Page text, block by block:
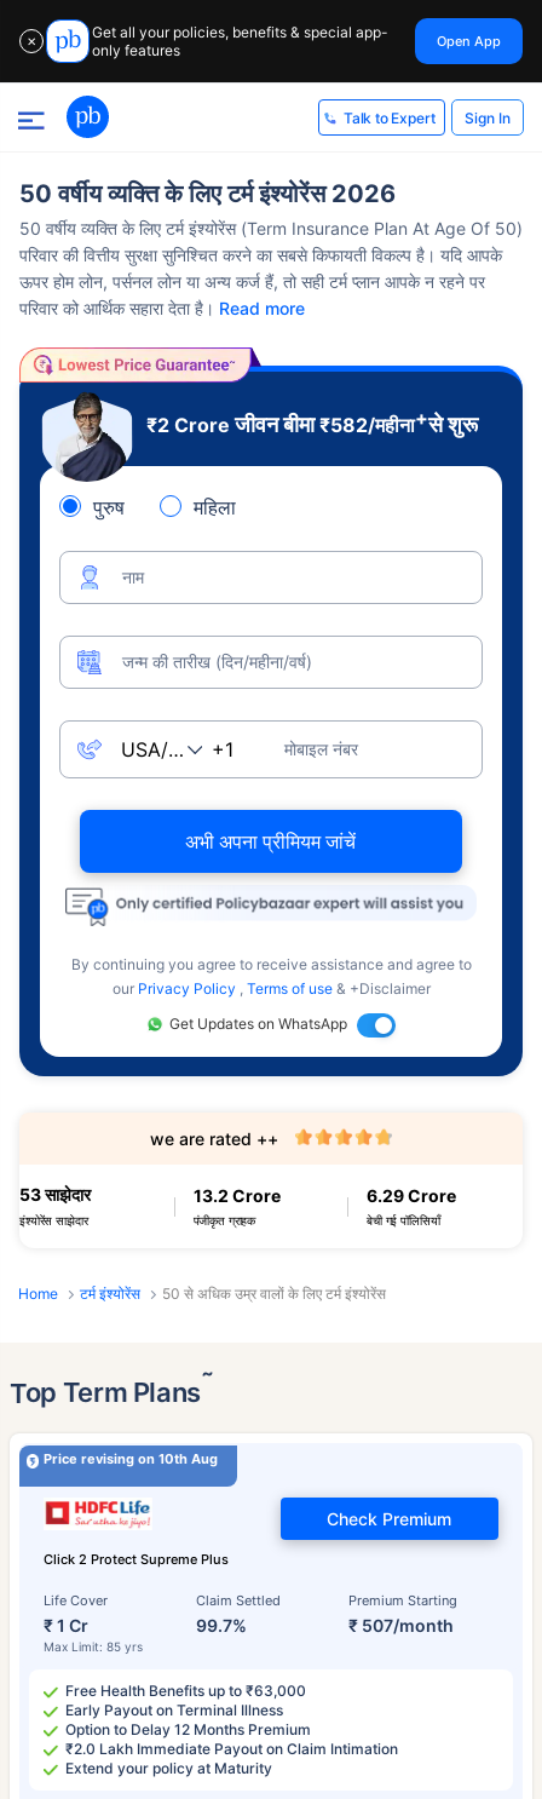
✕
Get all your policies, benefits & special app-
only features
Open App
Talk to Expert Sign In
50 वर्षीय व्यक्ति के लिए टर्म इंश्योरेंस 2026
50 वर्षीय व्यक्ति के लिए टर्म इंश्योरेंस (Term Insurance Plan At Age Of 50)
परिवार की वित्तीय सुरक्षा सुनिश्चित करने का सबसे किफायती विकल्प है। यदि आपके
ऊपर होम लोन, पर्सनल लोन या अन्य कर्ज हैं, तो सही टर्म प्लान आपके न रहने पर
परिवार को आर्थिक सहारा देता है। Read more
₹2 Croreजीवन बीमा₹582/महीना+से शुरू
पुरुष महिला
नाम
जन्म की तारीख (दिन/महीना/वर्ष)
मोबाइल नंबर
अभी अपना प्रीमियम जांचें
By continuing you agree to receive assistance and agree to
our Privacy Policy , Terms of use & +Disclaimer
Get Updates on WhatsApp
53 साझेदार
इंश्योरेंस साझेदार
13.2 Crore
पंजीकृत ग्राहक
6.29 Crore
बेची गई पॉलिसियाँ
we are rated ++
Home टर्म इंश्योरेंस 50 से अधिक उम्र वालों के लिए टर्म इंश्योरेंस
Top Term Plans˜
Price revising on 10th Aug
Click 2 Protect Supreme Plus
Life Cover
₹ 1 Cr
Max Limit: 85 yrs
Claim Settled
99.7%
Premium Starting
₹ 507/month
Check Premium
Free Health Benefits up to ₹63,000
Early Payout on Terminal Illness
Option to Delay 12 Months Premium
₹2.0 Lakh Immediate Payout on Claim Intimation
Extend your policy at Maturity